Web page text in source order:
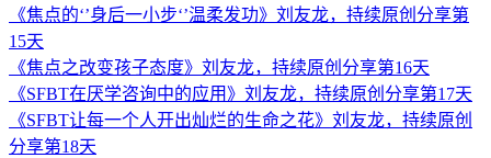
《焦点的‘’身后一小步‘’温柔发功》刘友龙，持续原创分享第
15天
《焦点之改变孩子态度》刘友龙，持续原创分享第16天
《SFBT在厌学咨询中的应用》刘友龙，持续原创分享第17天
《SFBT让每一个人开出灿烂的生命之花》刘友龙，持续原创
分享第18天